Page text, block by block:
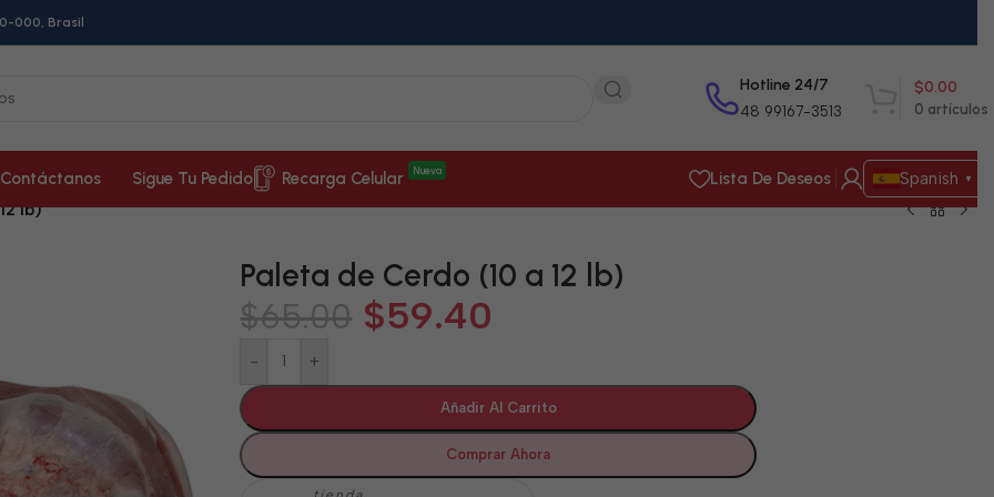
000, Brasil
Hotline 24/7
48 99167-3513 0 artículos
$0.00
Contáctanos Sigue Tu Pedido Recarga Celular Nueva Lista De Deseos Spanish ▼
lb)
Paleta de Cerdo (10 a 12 lb)
$65.00 $59.40
- +
Añadir Al Carrito
Comprar Ahora